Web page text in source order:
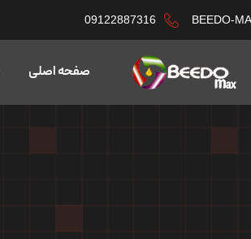
BEEDO-
09122887316
صفحه اصلی